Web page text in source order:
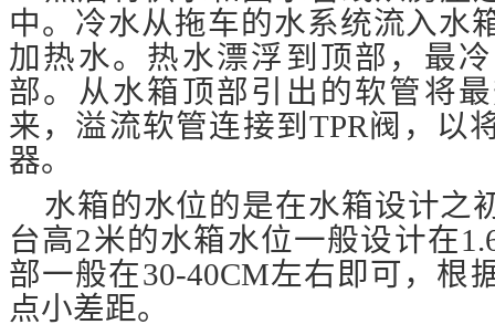
中。冷水从拖车的水系统流入水
加热水。热水漂浮到顶部，最
部。从水箱顶部引出的软管将
来，溢流软管连接到TPR阀，以
器。
水箱的水位的是在水箱设计之
台高2米的水箱水位一般设计在
部一般在30-40CM左右即可，根
点小差距。